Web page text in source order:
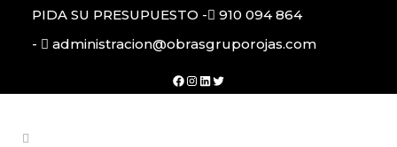
PIDA SU PRESUPUESTO -
910 094 864
-
administracion@obrasgruporojas.com
Facebook
Instagram
LinkedIn
Twitter